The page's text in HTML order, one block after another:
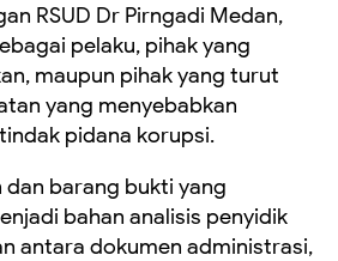
RSUD Dr Pirngadi Medan,
pelaku, pihak yang
maupun pihak yang turut
yang menyebabkan
pidana korupsi.
dan barang bukti yang
bahan analisis penyidik
antara dokumen administrasi,